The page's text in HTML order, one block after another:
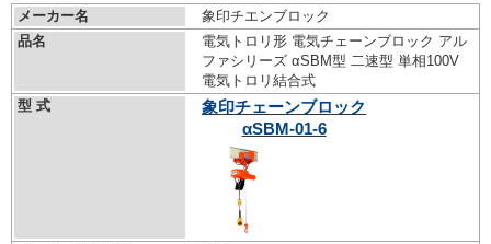
メーカー名
象印チエンブロック
品名
電気トロリ形 電気チェーンブロック アル
ファシリーズ αSBM型 二速型 単相100V
電気トロリ結合式
型 式
象印チェーンブロック
αSBM-01-6